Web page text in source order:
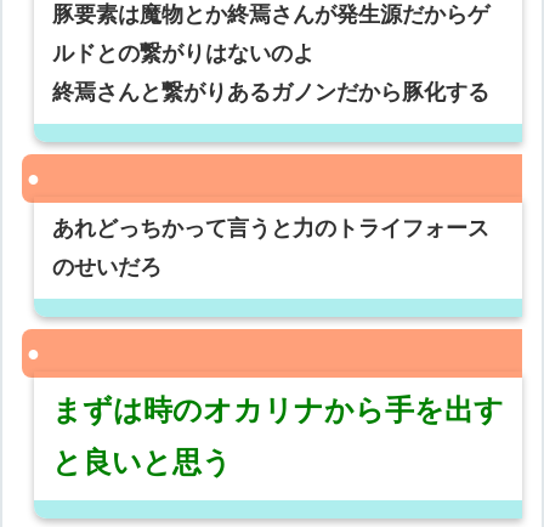
豚要素は魔物とか終焉さんが発生源だからゲ
ルドとの繋がりはないのよ
終焉さんと繋がりあるガノンだから豚化する
あれどっちかって言うと力のトライフォース
のせいだろ
まずは時のオカリナから手を出す
と良いと思う